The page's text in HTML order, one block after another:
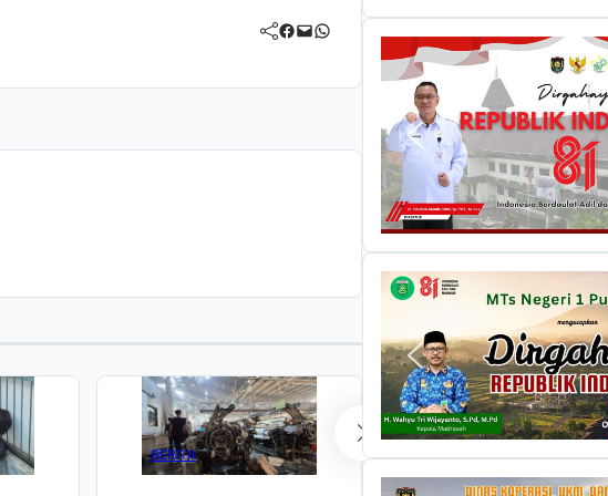
Facebook Mail WhatsApp
BERITA BERITA